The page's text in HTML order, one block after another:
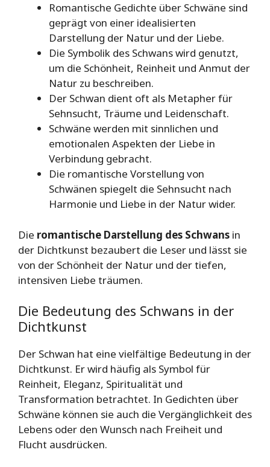
Romantische Gedichte über Schwäne sind
geprägt von einer idealisierten
Darstellung der Natur und der Liebe.
Die Symbolik des Schwans wird genutzt,
um die Schönheit, Reinheit und Anmut der
Natur zu beschreiben.
Der Schwan dient oft als Metapher für
Sehnsucht, Träume und Leidenschaft.
Schwäne werden mit sinnlichen und
emotionalen Aspekten der Liebe in
Verbindung gebracht.
Die romantische Vorstellung von
Schwänen spiegelt die Sehnsucht nach
Harmonie und Liebe in der Natur wider.
Die romantische Darstellung des Schwans in
der Dichtkunst bezaubert die Leser und lässt sie
von der Schönheit der Natur und der tiefen,
intensiven Liebe träumen.
Die Bedeutung des Schwans in der
Dichtkunst
Der Schwan hat eine vielfältige Bedeutung in der
Dichtkunst. Er wird häufig als Symbol für
Reinheit, Eleganz, Spiritualität und
Transformation betrachtet. In Gedichten über
Schwäne können sie auch die Vergänglichkeit des
Lebens oder den Wunsch nach Freiheit und
Flucht ausdrücken.